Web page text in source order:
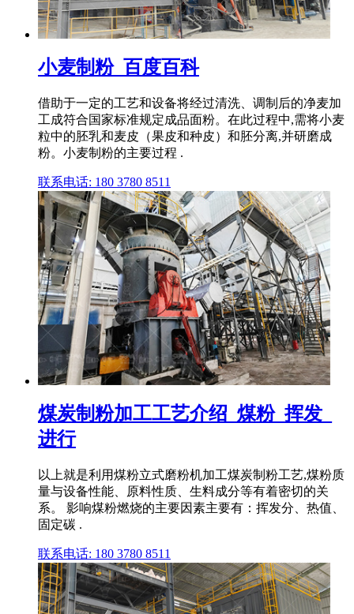
小麦制粉_百度百科
借助于一定的工艺和设备将经过清洗、调制后的净麦加
工成符合国家标准规定成品面粉。在此过程中,需将小麦
粒中的胚乳和麦皮（果皮和种皮）和胚分离,并研磨成
粉。小麦制粉的主要过程 .
联系电话: 180 3780 8511
煤炭制粉加工工艺介绍_煤粉_挥发_
进行
以上就是利用煤粉立式磨粉机加工煤炭制粉工艺,煤粉质
量与设备性能、原料性质、生料成分等有着密切的关
系。 影响煤粉燃烧的主要因素主要有：挥发分、热值、
固定碳 .
联系电话: 180 3780 8511